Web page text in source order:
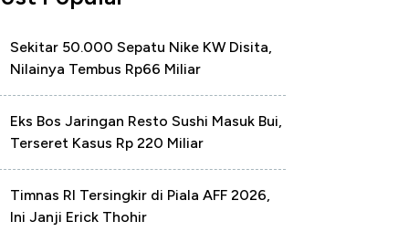
Sekitar 50.000 Sepatu Nike KW Disita,
Nilainya Tembus Rp66 Miliar
Eks Bos Jaringan Resto Sushi Masuk Bui,
Terseret Kasus Rp 220 Miliar
Timnas RI Tersingkir di Piala AFF 2026,
Ini Janji Erick Thohir